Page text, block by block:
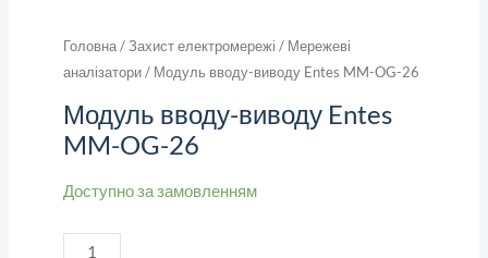
Головна/Захист електромережі / Мережеві
аналізатори/ Модуль вводу-виводу Entes MM-OG-26
Модуль вводу-виводу Entes
MM-OG-26
Доступно за замовленням